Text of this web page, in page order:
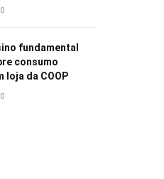
0
fundamental
consumo
loja da COOP
0